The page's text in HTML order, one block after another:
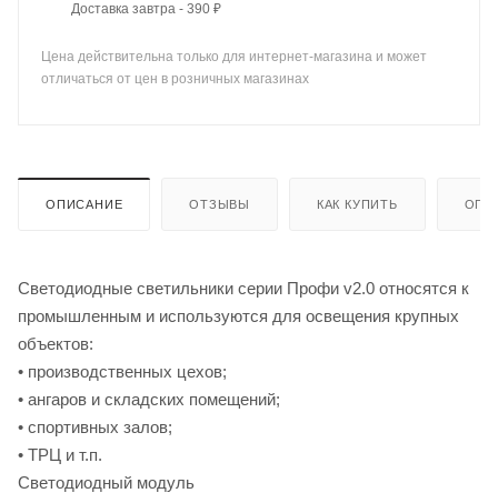
Доставка завтра - 390 ₽
Цена действительна только для интернет-магазина и может
отличаться от цен в розничных магазинах
ОПИСАНИЕ ОТЗЫВЫ КАК КУПИТЬ
Светодиодные светильники серии Профи v2.0 относятся к
промышленным и используются для освещения крупных
объектов:
• производственных цехов;
• ангаров и складских помещений;
• спортивных залов;
• ТРЦ и т.п.
Светодиодный модуль